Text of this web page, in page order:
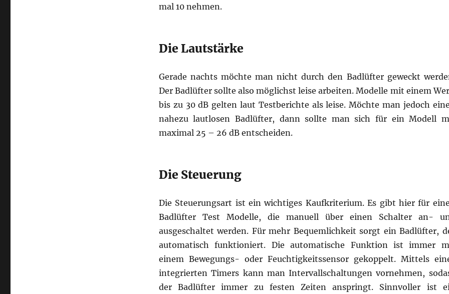
mal 10 nehmen.
Die Lautstärke
Gerade nachts möchte man nicht durch den Badlüfter geweckt
Der Badlüfter sollte also möglichst leise arbeiten. Modelle mit einem
bis zu 30 dB gelten laut Testberichte als leise. Möchte man jedoch
nahezu lautlosen Badlüfter, dann sollte man sich für ein Modell
maximal 25 – 26 dB entscheiden.
Die Steuerung
Die Steuerungsart ist ein wichtiges Kaufkriterium. Es gibt hier für
Badlüfter Test Modelle, die manuell über einen Schalter an-
ausgeschaltet werden. Für mehr Bequemlichkeit sorgt ein Badlüfter,
automatisch funktioniert. Die automatische Funktion ist immer
einem Bewegungs- oder Feuchtigkeitssensor gekoppelt. Mittels
integrierten Timers kann man Intervallschaltungen vornehmen,
der Badlüfter immer zu festen Zeiten anspringt. Sinnvoller ist